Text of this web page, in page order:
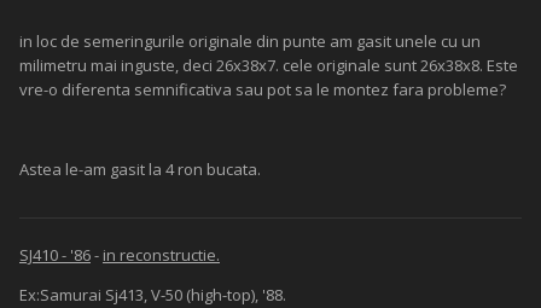
in loc de semeringurile originale din punte am gasit unele cu un
milimetru mai inguste, deci 26x38x7. cele originale sunt 26x38x8. Este
vre-o diferenta semnificativa sau pot sa le montez fara probleme?
Astea le-am gasit la 4 ron bucata.
SJ410 - '86- in reconstructie.
Ex:Samurai Sj413, V-50 (high-top), '88.